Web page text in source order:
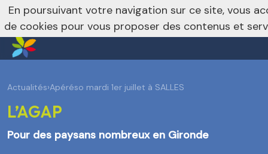
Actualités›Apéréso mardi 1er juillet à SALLES
L’AGAP
Pour des paysans nombreux en Gironde
En poursuivant votre navigation sur ce site, vous
de cookies pour vous proposer des contenus et